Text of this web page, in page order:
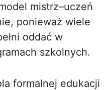
mistrz–uczeń
ponieważ wiele
oddać w
szkolnych.
formalnej edukacji